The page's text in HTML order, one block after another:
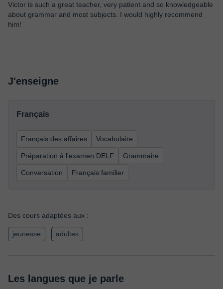
Victor is such a great teacher, very patient and so knowledgeable
about grammar and most subjects. I would highly recommend
him!
J'enseigne
Français
Français des affaires Vocabulaire
Préparation à l'examen DELF Grammaire
Conversation Français familier
Des cours adaptées aux :
jeunesse adultes
Les langues que je parle